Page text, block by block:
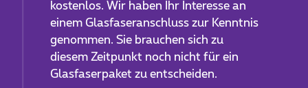
kostenlos. Wir haben Ihr Interesse an
einem Glasfaseranschluss zur Kenntnis
genommen. Sie brauchen sich zu
diesem Zeitpunkt noch nicht für ein
Glasfaserpaket zu entscheiden.